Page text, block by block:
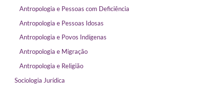
Antropologia e Pessoas com Deficiência
Antropologia e Pessoas Idosas
Antropologia e Povos Indígenas
Antropologia e Migração
Antropologia e Religião
Sociologia Jurídica